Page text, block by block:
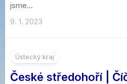
jsme...
9. 1. 2023
Ústecký kraj
České středohoří |